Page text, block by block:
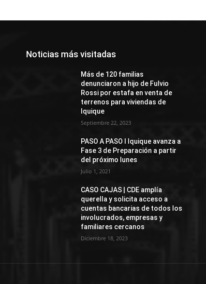
Noticias más visitadas
Más de 120 familias
denunciaron a hijo de Fulvio
Rossi por estafa en venta de
terrenos para viviendas de
Iquique
Septiembre 22, 2023
PASO A PASO I Iquique avanza a
Fase 3 de Preparación a partir
del próximo lunes
Julio 1, 2021
CASO CAJAS | CDE amplía
querella y solicita acceso a
cuentas bancarias de todos los
involucrados, empresas y
familiares cercanos
Diciembre 18, 2023